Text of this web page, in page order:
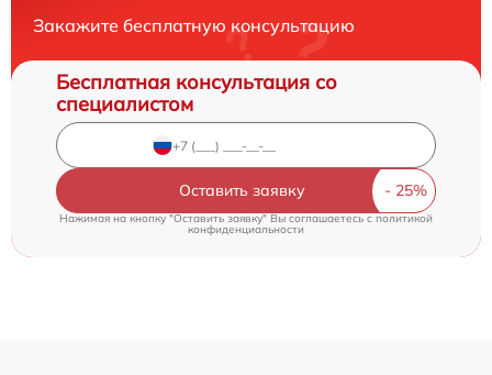
Закажите бесплатную консультацию
Бесплатная консультация со
специалистом
Оставить заявку
Нажимая на кнопку "Оставить заявку" Вы соглашаетесь c политикой
конфиденциальности